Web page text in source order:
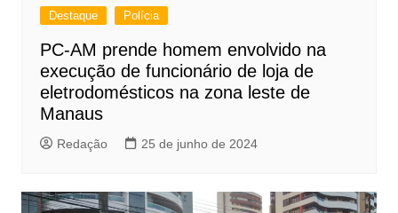
Destaque Polícia
PC-AM prende homem envolvido na
execução de funcionário de loja de
eletrodomésticos na zona leste de
Manaus
Redação 25 de junho de 2024